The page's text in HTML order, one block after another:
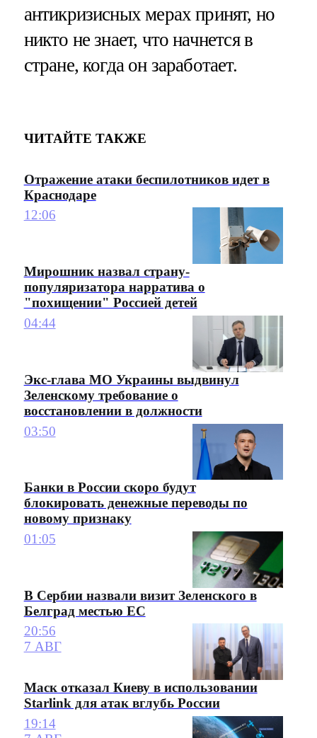
антикризисных мерах принят, но
никто не знает, что начнется в
стране, когда он заработает.
ЧИТАЙТЕ ТАКЖЕ
Отражение атаки беспилотников идет в
Краснодаре
12:06
Мирошник назвал страну-
популяризатора нарратива о
"похищении" Россией детей
04:44
Экс-глава МО Украины выдвинул
Зеленскому требование о
восстановлении в должности
03:50
Банки в России скоро будут
блокировать денежные переводы по
новому признаку
01:05
В Сербии назвали визит Зеленского в
Белград местью ЕС
20:56
7 АВГ
Маск отказал Киеву в использовании
Starlink для атак вглубь России
19:14